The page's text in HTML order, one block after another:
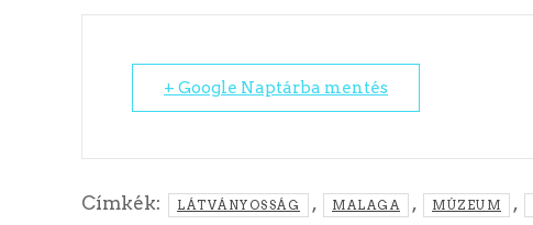
+ Google Naptárba mentés
Címkék: LÁTVÁNYOSSÁG , MALAGA , MÚZEUM ,